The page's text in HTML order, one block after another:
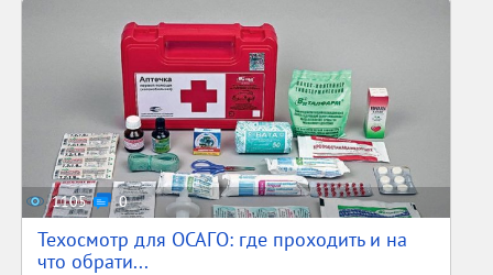
1105 0
Техосмотр для ОСАГО: где проходить и на
что обрати...